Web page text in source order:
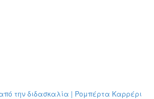
την διδασκαλία | Ρομπέρτα Καρρέρι